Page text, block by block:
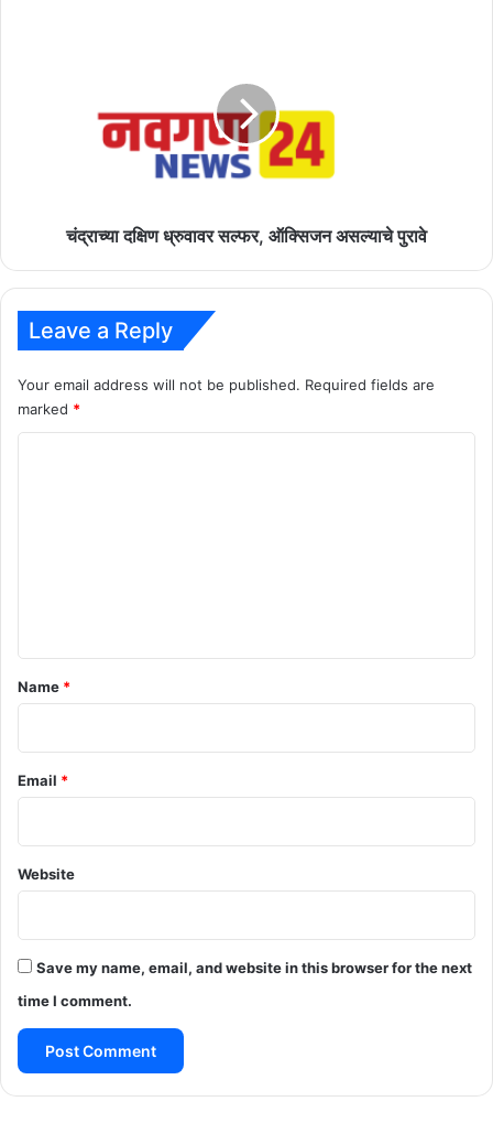
चंद्राच्या दक्षिण ध्रुवावर सल्फर, ऑक्सिजन असल्याचे पुरावे
Leave a Reply
Your email address will not be published. Required fields are
marked *
*
Name *
Email *
Website
Save my name, email, and website in this browser for the next
time I comment.